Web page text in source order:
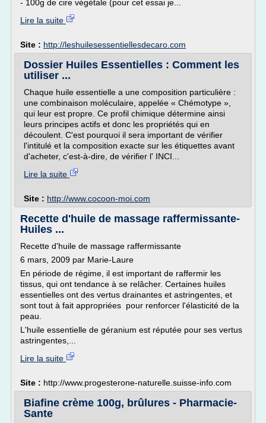
- 100g de cire végétale (pour cet essai je...
Lire la suite
Site : http://leshuilesessentiellesdecaro.com
Dossier Huiles Essentielles : Comment les
utiliser ...
Chaque huile essentielle a une composition particulière :
une combinaison moléculaire, appelée « Chémotype »,
qui leur est propre. Ce profil chimique détermine ainsi
leurs principes actifs et donc les propriétés qui en
découlent. C'est pourquoi il sera important de vérifier
l'intitulé et la composition exacte sur les étiquettes avant
d'acheter, c'est-à-dire, de vérifier l' INCI...
Lire la suite
Site : http://www.cocoon-moi.com
Recette d'huile de massage raffermissante-
Huiles ...
Recette d'huile de massage raffermissante
6 mars, 2009 par Marie-Laure
En période de régime, il est important de raffermir les
tissus, qui ont tendance à se relâcher. Certaines huiles
essentielles ont des vertus drainantes et astringentes, et
sont tout à fait appropriées pour renforcer l'élasticité de la
peau.
L'huile essentielle de géranium est réputée pour ses vertus
astringentes,...
Lire la suite
Site : http://www.progesterone-naturelle.suisse-info.com
Biafine crème 100g, brûlures - Pharmacie-
Sante